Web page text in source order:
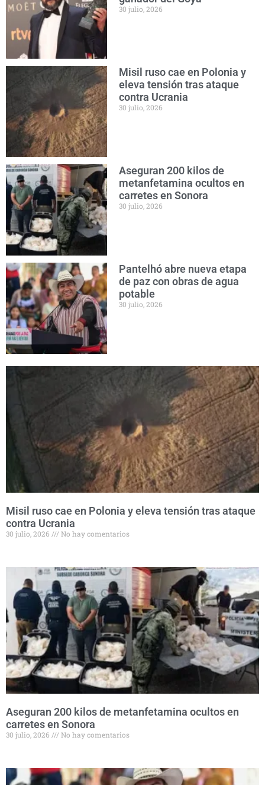
30 julio, 2026
Misil ruso cae en Polonia y
eleva tensión tras ataque
contra Ucrania
30 julio, 2026
Aseguran 200 kilos de
metanfetamina ocultos en
carretes en Sonora
30 julio, 2026
Pantelhó abre nueva etapa
de paz con obras de agua
potable
30 julio, 2026
Misil ruso cae en Polonia y eleva tensión tras ataque
contra Ucrania
30 julio, 2026 No hay comentarios
Aseguran 200 kilos de metanfetamina ocultos en
carretes en Sonora
30 julio, 2026 No hay comentarios